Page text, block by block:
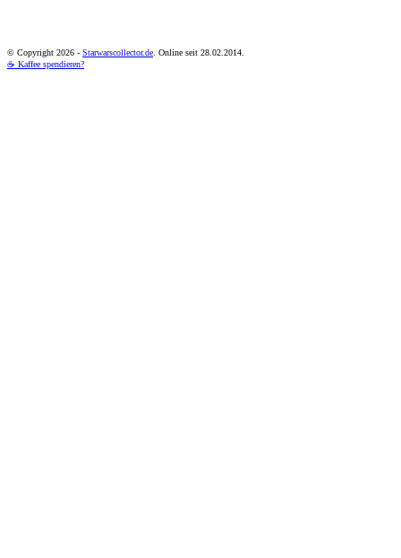
© Copyright 2026 - Starwarscollector.de . Online seit 28.02.2014.
☕ Kaffee spendieren?